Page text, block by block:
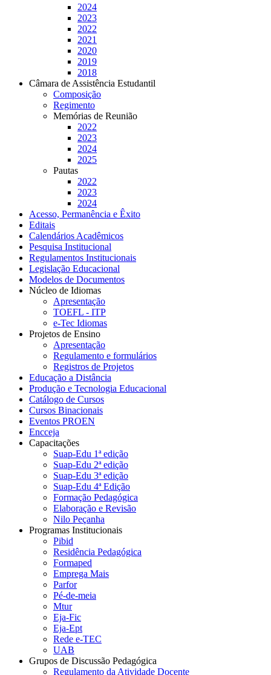
2024
2023
2022
2021
2020
2019
2018
Câmara de Assistência Estudantil
Composição
Regimento
Memórias de Reunião
2022
2023
2024
2025
Pautas
2022
2023
2024
Acesso, Permanência e Êxito
Editais
Calendários Acadêmicos
Pesquisa Institucional
Regulamentos Institucionais
Legislação Educacional
Modelos de Documentos
Núcleo de Idiomas
Apresentação
TOEFL - ITP
e-Tec Idiomas
Projetos de Ensino
Apresentação
Regulamento e formulários
Registros de Projetos
Educação a Distância
Produção e Tecnologia Educacional
Catálogo de Cursos
Cursos Binacionais
Eventos PROEN
Encceja
Capacitações
Suap-Edu 1ª edição
Suap-Edu 2ª edição
Suap-Edu 3ª edição
Suap-Edu 4ª Edição
Formação Pedagógica
Elaboração e Revisão
Nilo Peçanha
Programas Institucionais
Pibid
Residência Pedagógica
Formaped
Emprega Mais
Parfor
Pé-de-meia
Mtur
Eja-Fic
Eja-Ept
Rede e-TEC
UAB
Grupos de Discussão Pedagógica
Regulamento da Atividade Docente